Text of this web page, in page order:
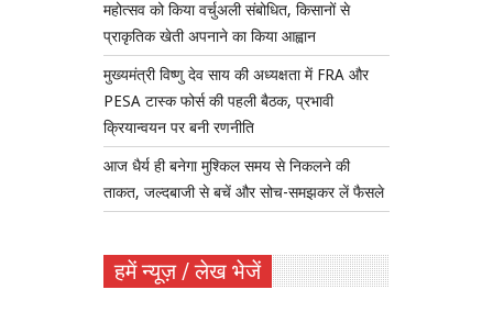
महोत्सव को किया वर्चुअली संबोधित, किसानों से
प्राकृतिक खेती अपनाने का किया आह्वान
मुख्यमंत्री विष्णु देव साय की अध्यक्षता में FRA और
PESA टास्क फोर्स की पहली बैठक, प्रभावी
क्रियान्वयन पर बनी रणनीति
आज धैर्य ही बनेगा मुश्किल समय से निकलने की
ताकत, जल्दबाजी से बचें और सोच-समझकर लें फैसले
हमें न्यूज़ / लेख भेजें